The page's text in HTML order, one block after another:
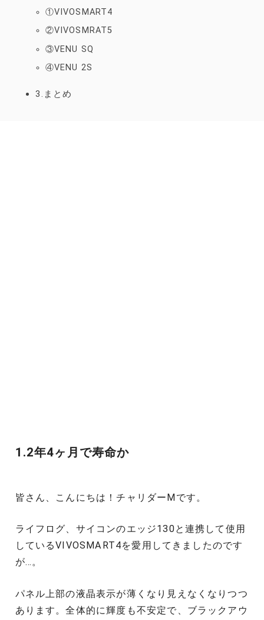
①VIVOSMART4
②VIVOSMRAT5
③VENU SQ
④VENU 2S
3.まとめ
1.2年4ヶ月で寿命か
皆さん、こんにちは！チャリダーMです。
ライフログ、サイコンのエッジ130と連携して使用
しているVIVOSMART4を愛用してきましたのです
が…。
パネル上部の液晶表示が薄くなり見えなくなりつつ
あります。全体的に輝度も不安定で、ブラックアウ